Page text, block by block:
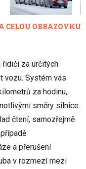
CELOU OBRAZOVKU
řidiči za určitých
vozu. Systém vás
za hodinu,
směry silnice.
čtení, samozřejmě
a přerušení
v rozmezí mezi